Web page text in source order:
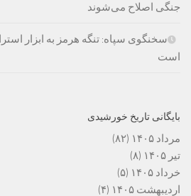
جنگی اصلاح می‌شوند
سخنگوی سپاه: تنگه هرمز به ابزار
است
بایگانی تاریخ خورشیدی
مرداد ۱۴۰۵
(۸۲)
تیر ۱۴۰۵
(۸)
خرداد ۱۴۰۵
(۵)
اردیبهشت ۱۴۰۵
(۴)